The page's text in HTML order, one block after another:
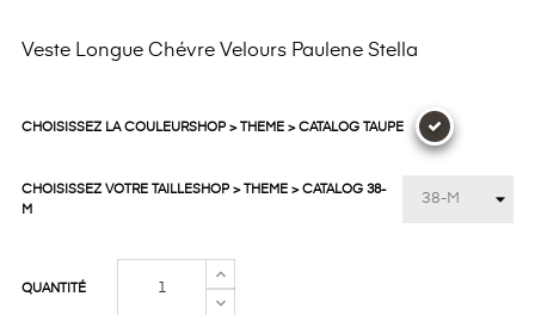
Veste Longue Chévre Velours Paulene Stella
CHOISISSEZ LA COULEURSHOP > THEME > CATALOG TAUPE
CHOISISSEZ VOTRE TAILLESHOP > THEME > CATALOG 38-
M
QUANTITÉ